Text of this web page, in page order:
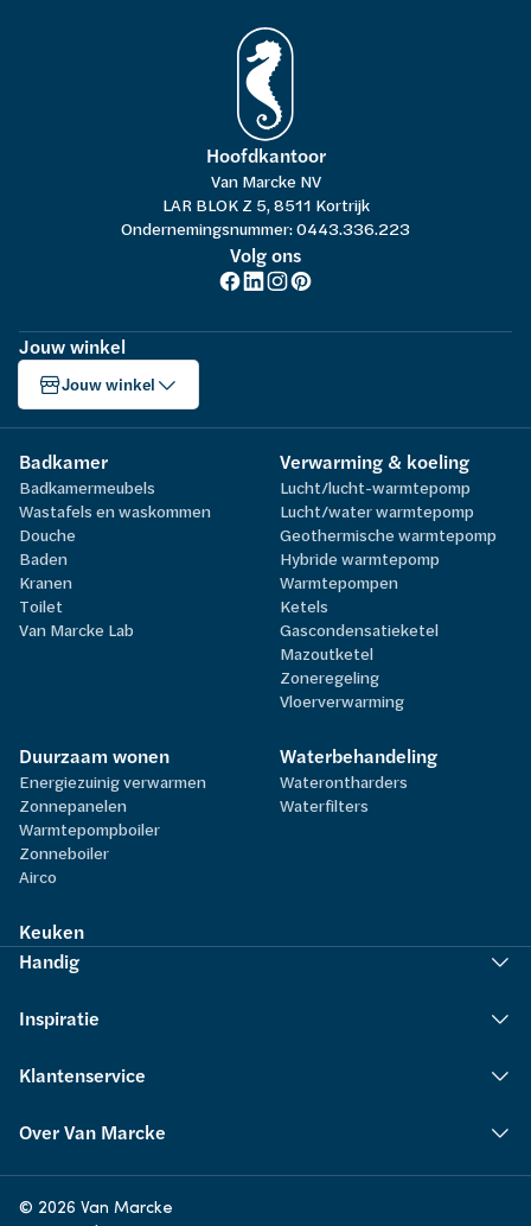
Hoofdkantoor
Van Marcke NV
LAR BLOK Z 5, 8511 Kortrijk
Ondernemingsnummer: 0443.336.223
Volg ons
Jouw winkel
Jouw winkel
Badkamer
Badkamermeubels
Wastafels en waskommen
Douche
Baden
Kranen
Toilet
Van Marcke Lab
Verwarming & koeling
Lucht/lucht-warmtepomp
Lucht/water warmtepomp
Geothermische warmtepomp
Hybride warmtepomp
Warmtepompen
Ketels
Gascondensatieketel
Mazoutketel
Zoneregeling
Vloerverwarming
Duurzaam wonen
Energiezuinig verwarmen
Zonnepanelen
Warmtepompboiler
Zonneboiler
Airco
Waterbehandeling
Waterontharders
Waterfilters
Keuken
Handig
Inspiratie
Klantenservice
Over Van Marcke
© 2026 Van Marcke